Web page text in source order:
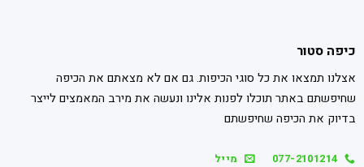
כיפה סטור
אצלנו תמצאו את כל סוגי הכיפות. גם אם לא מצאתם את הכיפה
שחיפשתם באתר תוכלו לפנות אלינו ונעשה את מירב המאמצים לייצר
בדיוק את הכיפה שחיפשתם
077-2101214 מייל